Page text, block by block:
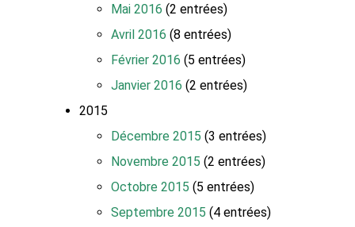
Mai 2016 (2 entrées)
Avril 2016 (8 entrées)
Février 2016 (5 entrées)
Janvier 2016 (2 entrées)
2015
Décembre 2015 (3 entrées)
Novembre 2015 (2 entrées)
Octobre 2015 (5 entrées)
Septembre 2015 (4 entrées)